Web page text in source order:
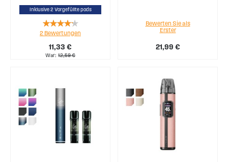
Inklusive 2 Vorgefüllte pods
11,33 €
War 12,59 €
Rating:
80%
2 Bewertungen
21,99 €
Bewerten Sie als
Erster